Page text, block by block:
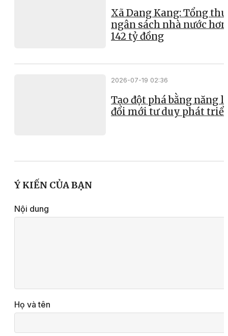
Xã Dang Kang: Tổng thu
ngân sách nhà nước hơn
142 tỷ đồng
2026-07-19 02:36
Tạo đột phá bằng năng
đổi mới tư duy phát
Ý KIẾN CỦA BẠN
Nội dung
Họ và tên